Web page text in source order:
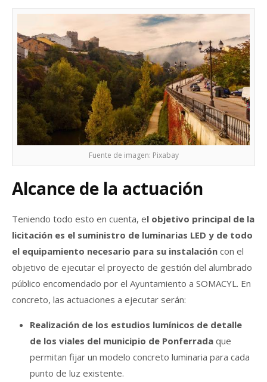
Fuente de imagen: Pixabay
Alcance de la actuación
Teniendo todo esto en cuenta, el objetivo principal de la
licitación es el suministro de luminarias LED y de todo
el equipamiento necesario para su instalación con el
objetivo de ejecutar el proyecto de gestión del alumbrado
público encomendado por el Ayuntamiento a SOMACYL. En
concreto, las actuaciones a ejecutar serán:
Realización de los estudios lumínicos de detalle
de los viales del municipio de Ponferrada que
permitan fijar un modelo concreto luminaria para cada
punto de luz existente.